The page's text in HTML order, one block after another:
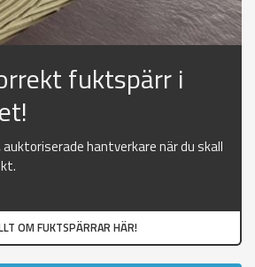
fuktspärr i
auktoriserade hantverkare när du skall
OM FUKTSPÄRRAR HÄR!